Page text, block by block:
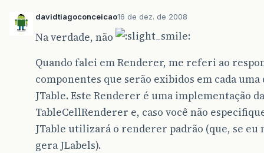
davidtiagoconceicao16 de dez. de 2008
Na verdade, não
Quando falei em Renderer, me referi ao
componentes que serão exibidos em cada uma
JTable. Este Renderer é uma implementação
TableCellRenderer e, caso você não
JTable utilizará o renderer padrão (que, se eu
gera JLabels).